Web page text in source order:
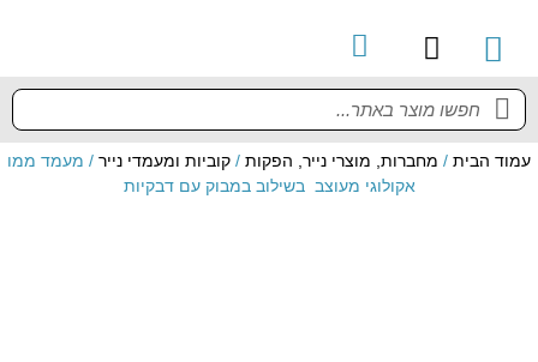
עמוד הבית / מחברות, מוצרי נייר, הפקות / קוביות ומעמדי נייר / מעמד ממו
אקולוגי מעוצב בשילוב במבוק עם דבקיות